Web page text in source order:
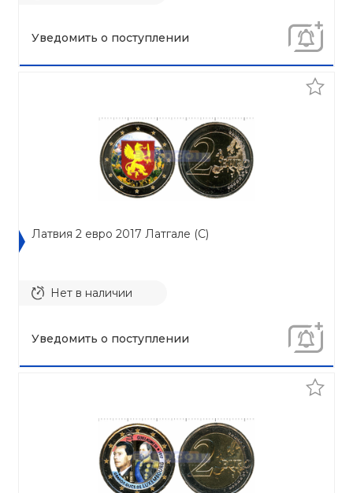
Уведомить о поступлении
Латвия 2 евро 2017 Латгале (C)
Нет в наличии
Уведомить о поступлении